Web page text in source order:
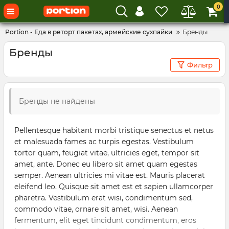
0
Portion - Еда в реторт пакетах, армейские сухпайки Бренды
Бренды
Фильтр
Бренды не найдены
Pellentesque habitant morbi tristique senectus et netus
et malesuada fames ac turpis egestas. Vestibulum
tortor quam, feugiat vitae, ultricies eget, tempor sit
amet, ante. Donec eu libero sit amet quam egestas
semper. Aenean ultricies mi vitae est. Mauris placerat
eleifend leo. Quisque sit amet est et sapien ullamcorper
pharetra. Vestibulum erat wisi, condimentum sed,
commodo vitae, ornare sit amet, wisi. Aenean
fermentum, elit eget tincidunt condimentum, eros